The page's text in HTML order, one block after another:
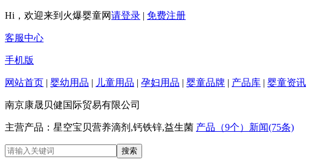
Hi，欢迎来到火爆婴童网请登录 | 免费注册
客服中心
手机版
网站首页 | 婴幼用品 | 儿童用品 | 孕妇用品 | 婴童品牌 | 产品库 | 婴童资讯
南京康晟贝健国际贸易有限公司
主营产品：星空宝贝营养滴剂,钙铁锌,益生菌 产品（9个） 新闻(75条)